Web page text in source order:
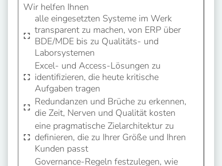
Wir helfen Ihnen
alle eingesetzten Systeme im Werk
transparent zu machen, von ERP über
BDE/MDE bis zu Qualitäts- und
Laborsystemen
Excel- und Access-Lösungen zu
identifizieren, die heute kritische
Aufgaben tragen
Redundanzen und Brüche zu erkennen,
die Zeit, Nerven und Qualität kosten
eine pragmatische Zielarchitektur zu
definieren, die zu Ihrer Größe und Ihren
Kunden passt
Governance-Regeln festzulegen, wie